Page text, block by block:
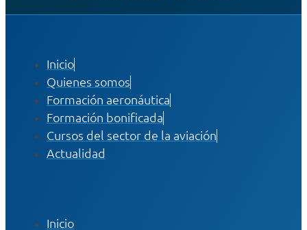
Inicio
Quienes somos
Formación aeronáutica
Formación bonificada
Cursos del sector de la aviación
Actualidad
Inicio